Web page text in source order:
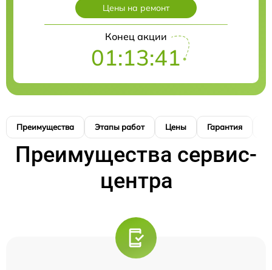
Цены на ремонт
Конец акции
01:13:40
Преимущества Этапы работ Цены Гарантия
Преимущества сервис-
центра